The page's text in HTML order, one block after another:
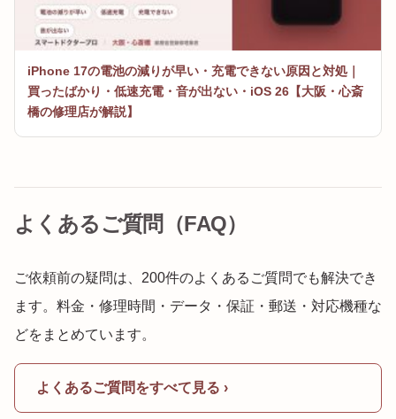
iPhone 17の電池の減りが早い・充電できない原因と対処｜
買ったばかり・低速充電・音が出ない・iOS 26【大阪・心斎
橋の修理店が解説】
よくあるご質問（FAQ）
ご依頼前の疑問は、200件のよくあるご質問でも解決でき
ます。料金・修理時間・データ・保証・郵送・対応機種な
どをまとめています。
よくあるご質問をすべて見る ›